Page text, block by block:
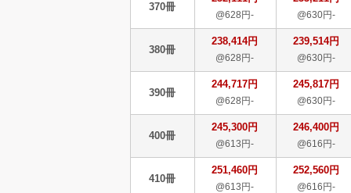
370冊
@628円- @630円-
380冊
238,414円
@628円-
239,514円
@630円-
390冊
244,717円
@628円-
245,817円
@630円-
400冊
245,300円
@613円-
246,400円
@616円-
410冊
251,460円
@613円-
252,560円
@616円-